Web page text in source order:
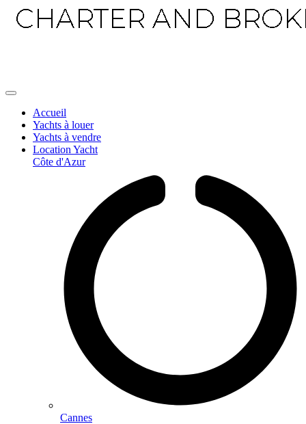
Accueil
Yachts à louer
Yachts à vendre
Location Yacht
Côte d'Azur
Cannes